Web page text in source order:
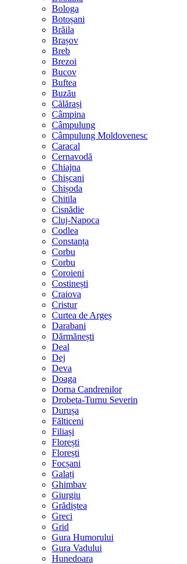
Bologa
Botoșani
Brăila
Brașov
Breb
Brezoi
Bucov
Buftea
Buzău
Călărași
Câmpina
Câmpulung
Câmpulung Moldovenesc
Caracal
Cernavodă
Chiajna
Chișcani
Chișoda
Chitila
Cisnădie
Cluj-Napoca
Codlea
Constanța
Corbu
Corbu
Coroieni
Costinești
Craiova
Cristur
Curtea de Argeș
Darabani
Dărmănești
Deal
Dej
Deva
Doaga
Dorna Candrenilor
Drobeta-Turnu Severin
Durușa
Fălticeni
Filiași
Florești
Florești
Focșani
Galați
Ghimbav
Giurgiu
Grădiștea
Greci
Grid
Gura Humorului
Gura Vadului
Hunedoara